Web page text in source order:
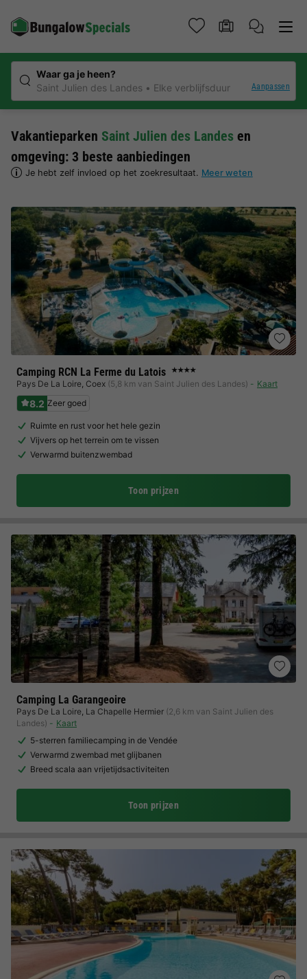
Waar ga je heen?
Saint Julien des Landes
Elke verblijfsduur Aanpassen
Vakantieparken Saint Julien des Landes en
omgeving: 3 beste aanbiedingen
Je hebt zelf invloed op het zoekresultaat. Meer weten
Camping RCN La Ferme du Latois ★★★★
Pays De La Loire, Coex (5,8 km van Saint Julien des Landes) Kaart
8.2 Zeer goed
Ruimte en rust voor het hele gezin
Vijvers op het terrein om te vissen
Verwarmd buitenzwembad
Toon prijzen
Camping La Garangeoire
Pays De La Loire, La Chapelle Hermier (2,6 km van Saint Julien des
Landes)
Kaart
5-sterren familiecamping in de Vendée
Verwarmd zwembad met glijbanen
Breed scala aan vrijetijdsactiviteiten
Toon prijzen